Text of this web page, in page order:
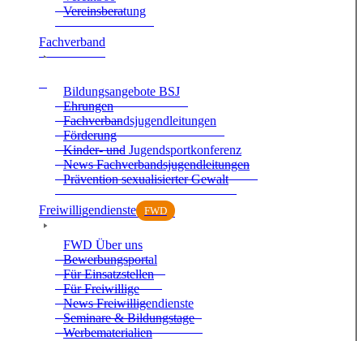
Ver­eins­be­ra­tung
Fach­ver­band
Bil­dungs­an­ge­bote BSJ
Ehrun­gen
Fach­ver­bands­ju­gend­lei­tun­gen
För­de­rung
Kin­der- und Jugend­sport­kon­fe­renz
News Fach­ver­bands­ju­gend­lei­tun­gen
Prä­ven­tion sexua­li­sier­ter Gewalt
Frei­wil­li­gen­dienste FWD
FWD Über uns
Bewer­bungs­por­tal
Für Ein­satz­stel­len
Für Frei­wil­lige
News Frei­wil­li­gen­dienste
Semi­nare & Bil­dungs­tage
Wer­be­ma­te­ria­lien